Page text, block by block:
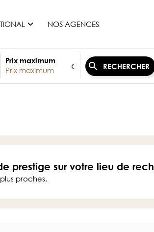
les pays
NOS AGENCES
Prix maximum
€ RECHERCHER
prestige sur votre lieu de
proches.